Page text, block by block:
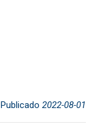
Publicado 2022-08-01